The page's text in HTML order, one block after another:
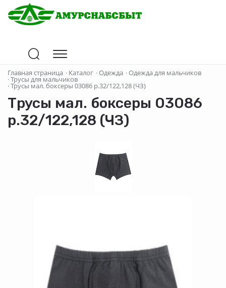
Главная страница · Каталог ·Одежда ·Одежда для мальчиков
·Трусы для мальчиков
·Трусы мал. боксеры 03086 р.32/122,128 (ЧЗ)
Трусы мал. боксеры 03086
р.32/122,128 (ЧЗ)